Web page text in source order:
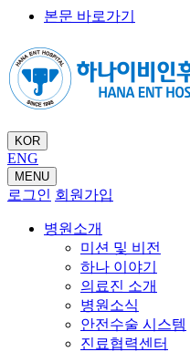
본문 바로가기
KOR
ENG
MENU
로그인 회원가입
병원소개
미션 및 비전
하나 이야기
의료진 소개
병원소식
안전수술 시스템
진료협력센터